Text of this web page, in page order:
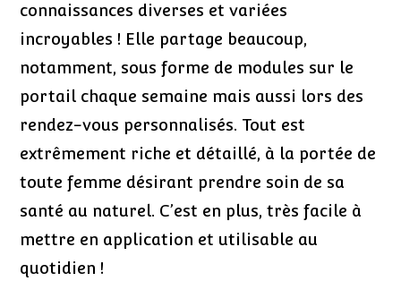
connaissances diverses et variées
incroyables ! Elle partage beaucoup,
notamment, sous forme de modules sur le
portail chaque semaine mais aussi lors des
rendez-vous personnalisés. Tout est
extrêmement riche et détaillé, à la portée de
toute femme désirant prendre soin de sa
santé au naturel. C’est en plus, très facile à
mettre en application et utilisable au
quotidien !